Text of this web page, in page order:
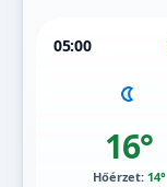
05:00
16°
Hőérzet: 14°